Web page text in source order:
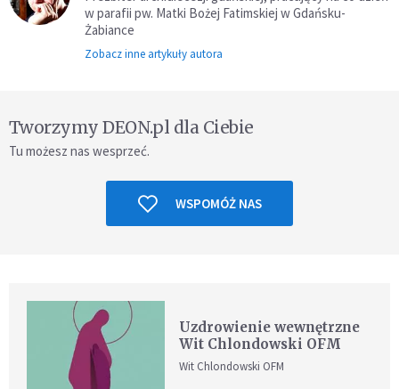
w parafii pw. Matki Bożej Fatimskiej w Gdańsku-
Żabiance
Zobacz inne artykuły autora
Tworzymy DEON.pl dla Ciebie
Tu możesz nas wesprzeć.
WSPOMÓŻ NAS
Uzdrowienie wewnętrzne
Wit Chlondowski OFM
Wit Chlondowski OFM